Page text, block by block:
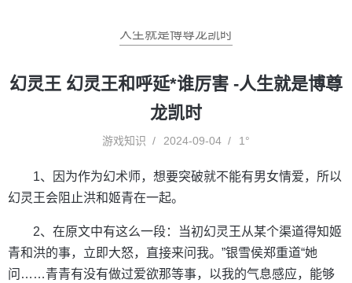
人生就是博尊龙凯时
幻灵王 幻灵王和呼延*谁厉害 -人生就是博尊
龙凯时
游戏知识 2024-09-04 1°
1、因为作为幻术师，想要突破就不能有男女情爱，所以
幻灵王会阻止洪和姬青在一起。
2、在原文中有这么一段：当初幻灵王从某个渠道得知姬
青和洪的事，立即大怒，直接来问我。”银雪侯郑重道“她
问……青青有没有做过爱欲那等事，以我的气息感应，能够